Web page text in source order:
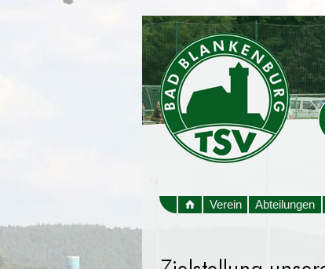
Verein Abteilungen